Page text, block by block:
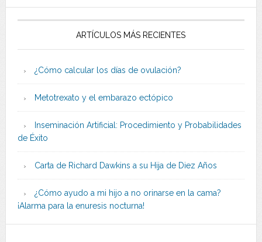
ARTÍCULOS MÁS RECIENTES
¿Cómo calcular los días de ovulación?
Metotrexato y el embarazo ectópico
Inseminación Artificial: Procedimiento y Probabilidades
de Éxito
Carta de Richard Dawkins a su Hija de Diez Años
¿Cómo ayudo a mi hijo a no orinarse en la cama?
¡Alarma para la enuresis nocturna!